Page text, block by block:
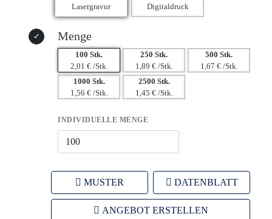
Menge
100 Stk.
2,01 € /Stk.
250 Stk.
1,89 € /Stk.
500 Stk.
1,67 € /Stk.
1000 Stk.
1,56 € /Stk.
2500 Stk.
1,45 € /Stk.
INDIVIDUELLE MENGE
MUSTER DATENBLATT
ANGEBOT ERSTELLEN